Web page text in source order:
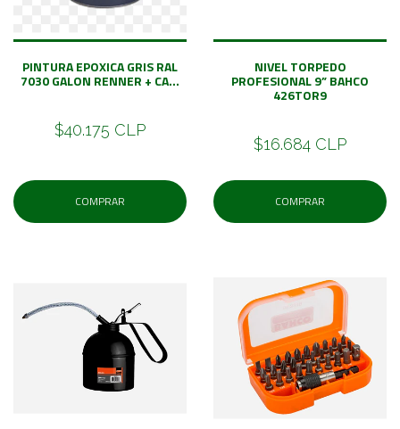
PINTURA EPOXICA GRIS RAL
7030 GALON RENNER + CA...
$40.175 CLP
COMPRAR
NIVEL TORPEDO
PROFESIONAL 9” BAHCO
426TOR9
$16.684 CLP
COMPRAR